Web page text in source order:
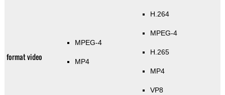
format video
MPEG-4
MP4
H.264
MPEG-4
H.265
MP4
VP8